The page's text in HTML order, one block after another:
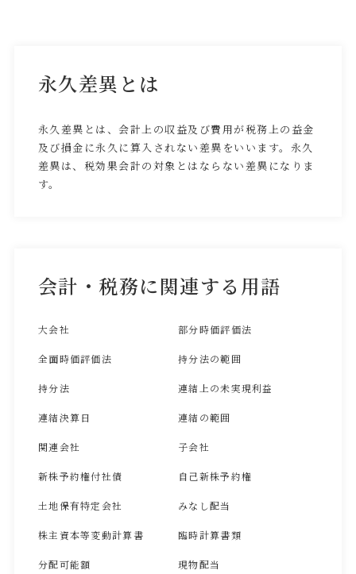
永久差異とは
永久差異とは、会計上の収益及び費用が税務上の益金
及び損金に永久に算入されない差異をいいます。永久
差異は、税効果会計の対象とはならない差異になりま
す。
会計・税務に関連する用語
大会社 部分時価評価法
全面時価評価法 持分法の範囲
持分法 連結上の未実現利益
連結決算日 連結の範囲
関連会社 子会社
新株予約権付社債 自己新株予約権
土地保有特定会社 みなし配当
株主資本等変動計算書 臨時計算書類
分配可能額 現物配当